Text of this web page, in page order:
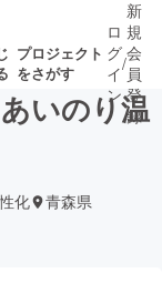
プロジェクト
をさがす
近いプ
もうすぐ公開
されます
ロ
グ
イ
ン
/
新
規
会
員
登
録
いのり温
化 青森県